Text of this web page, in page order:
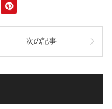
次の記事